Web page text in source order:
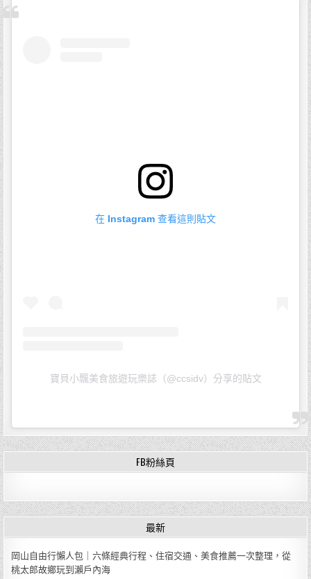
在 Instagram 查看這則貼文
寶貝小飄美食旅遊玩樂誌（@ccsidv）分享的貼文
FB粉絲頁
最新
岡山自由行懶人包｜六條經典行程、住宿交通、美食推薦一次整理，從
桃太郎故鄉玩到瀨戶內海